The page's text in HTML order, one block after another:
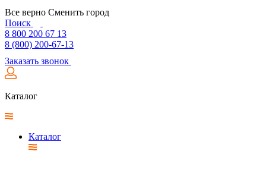
Все верно Сменить город
Поиск
8 800 200 67 13
8 (800) 200-67-13
Заказать звонок
Каталог
Каталог